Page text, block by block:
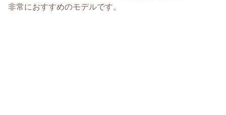
非常におすすめのモデルです。